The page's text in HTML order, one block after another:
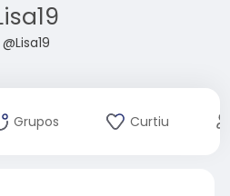
@Lisa19
Grupos Curtiu